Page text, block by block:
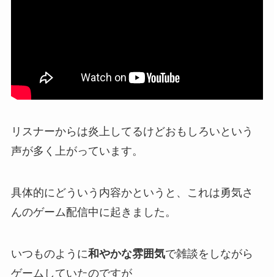
リスナーからは炎上してるけどおもしろい という
声が多く上がっています。
具体的にどういう内容かというと、これは勇気さ
んのゲーム配信中に起きました。
いつものように和やかな雰囲気で雑談をしながら
ゲームしていたのですが